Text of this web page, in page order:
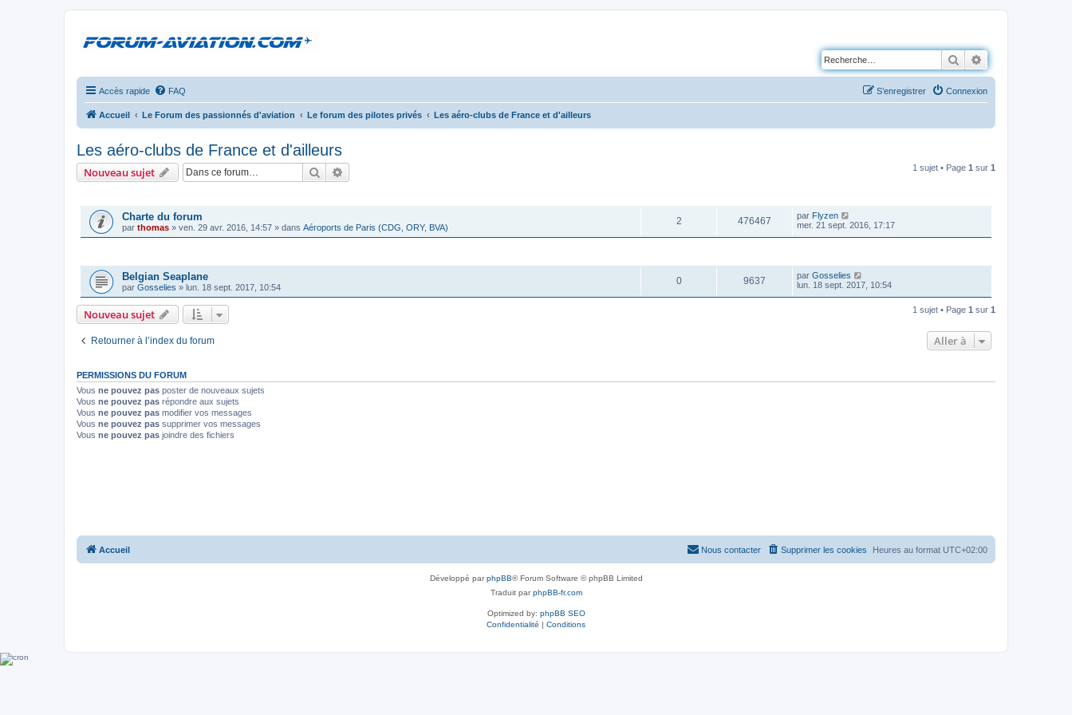
Rechercher
Accès rapide FAQ Connexion
S’enregistrer
Accueil Le Forum des passionnés d'aviation Le forum des pilotes privés Les aéro-clubs de France et d'ailleurs
Les aéro-clubs de France et d'ailleurs
Nouveau sujet Rechercher 1 sujet • Page 1 sur 1
Charte du forum
par thomas » ven. 29 avr. 2016, 14:57 » dans Aéroports de Paris (CDG, ORY, BVA)
2 476467 par Flyzen
mer. 21 sept. 2016, 17:17
Belgian Seaplane
par Gosselies » lun. 18 sept. 2017, 10:54
0 9637 par Gosselies
lun. 18 sept. 2017, 10:54
Nouveau sujet 1 sujet • Page 1 sur 1
Retourner à l’index du forum Aller à
PERMISSIONS DU FORUM
Vous ne pouvez pas poster de nouveaux sujets
Vous ne pouvez pas répondre aux sujets
Vous ne pouvez pas modifier vos messages
Vous ne pouvez pas supprimer vos messages
Vous ne pouvez pas joindre des fichiers
Accueil Heures au format UTC+02:00
Supprimer les cookies
Nous contacter
Développé parphpBB® Forum Software © phpBB Limited
Traduit parphpBB-fr.com
Optimized by: phpBB SEO
Confidentialité | Conditions